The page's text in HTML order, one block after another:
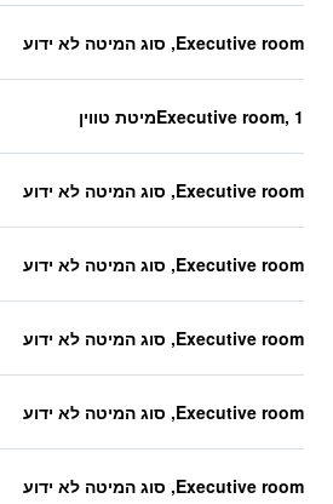
Executive room, סוג המיטה לא ידוע
Executive room, 1מיטת טווין
Executive room, סוג המיטה לא ידוע
Executive room, סוג המיטה לא ידוע
Executive room, סוג המיטה לא ידוע
Executive room, סוג המיטה לא ידוע
Executive room, סוג המיטה לא ידוע